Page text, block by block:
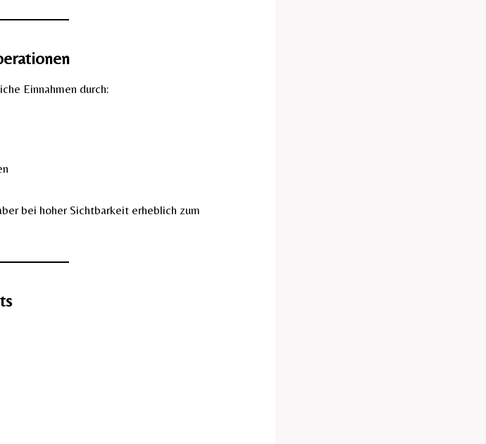
Einnahmen durch:
bei hoher Sichtbarkeit erheblich zum